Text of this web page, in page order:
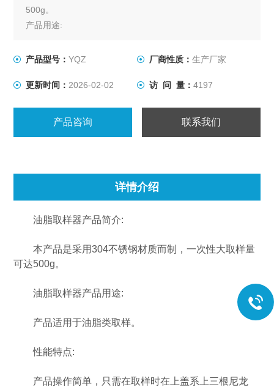
500g。
产品用途:
产品型号：YQZ 厂商性质： 生产厂家
更新时间： 2026-02-02 访 问 量： 4197
产品咨询 联系我们
详情介绍
油脂取样器产品简介:
本产品是采用304不锈钢材质而制，一次性大取样量
可达500g。
油脂取样器产品用途:
产品适用于油脂类取样。
性能特点:
产品操作简单，只需在取样时在上盖系上三根尼龙